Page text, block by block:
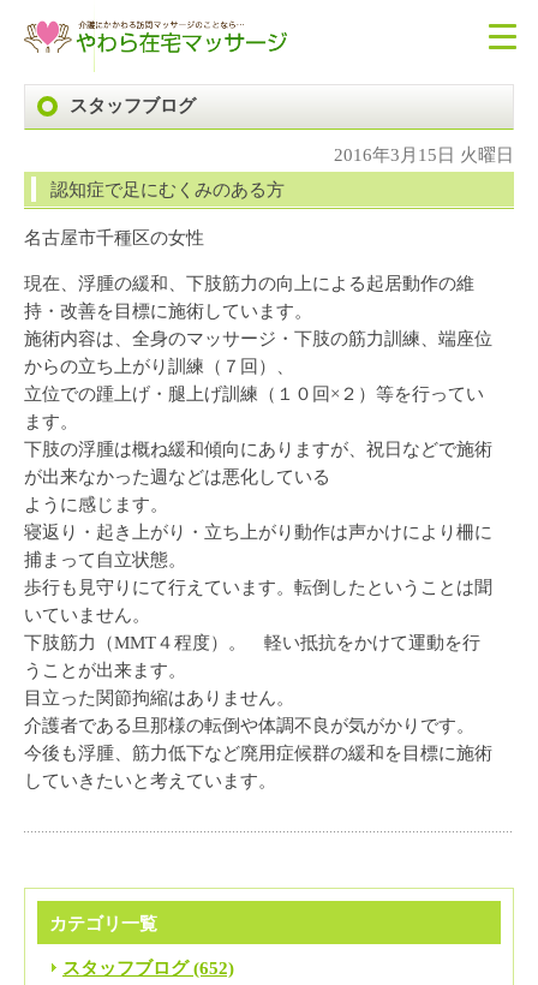
スタッフブログ
2016年3月15日 火曜日
認知症で足にむくみのある方
名古屋市千種区の女性
現在、浮腫の緩和、下肢筋力の向上による起居動作の維
持・改善を目標に施術しています。
施術内容は、全身のマッサージ・下肢の筋力訓練、端座位
からの立ち上がり訓練（７回）、
立位での踵上げ・腿上げ訓練（１０回×２）等を行ってい
ます。
下肢の浮腫は概ね緩和傾向にありますが、祝日などで施術
が出来なかった週などは悪化している
ように感じます。
寝返り・起き上がり・立ち上がり動作は声かけにより柵に
捕まって自立状態。
歩行も見守りにて行えています。転倒したということは聞
いていません。
下肢筋力（MMT４程度）。 軽い抵抗をかけて運動を行
うことが出来ます。
目立った関節拘縮はありません。
介護者である旦那様の転倒や体調不良が気がかりです。
今後も浮腫、筋力低下など廃用症候群の緩和を目標に施術
していきたいと考えています。
カテゴリ一覧
スタッフブログ (652)